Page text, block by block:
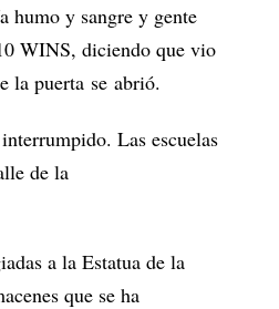
humo y sangre y gente
WINS, diciendo que vio
la puerta se abrió.
Las escuelas
de la
a la Estatua de la
que se ha